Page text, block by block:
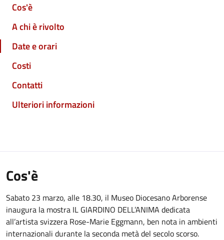
Cos'è
A chi è rivolto
Date e orari
Costi
Contatti
Ulteriori informazioni
Cos'è
Sabato 23 marzo, alle 18.30, il Museo Diocesano Arborense
inaugura la mostra IL GIARDINO DELL’ANIMA dedicata
all’artista svizzera Rose-Marie Eggmann, ben nota in ambienti
internazionali durante la seconda metà del secolo scorso.